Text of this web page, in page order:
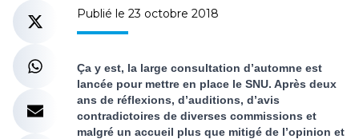
Publié le 23 octobre 2018
Ça y est, la large consultation d’automne est
lancée pour mettre en place le SNU. Après deux
ans de réflexions, d’auditions, d’avis
contradictoires de diverses commissions et
malgré un accueil plus que mitigé de l’opinion et